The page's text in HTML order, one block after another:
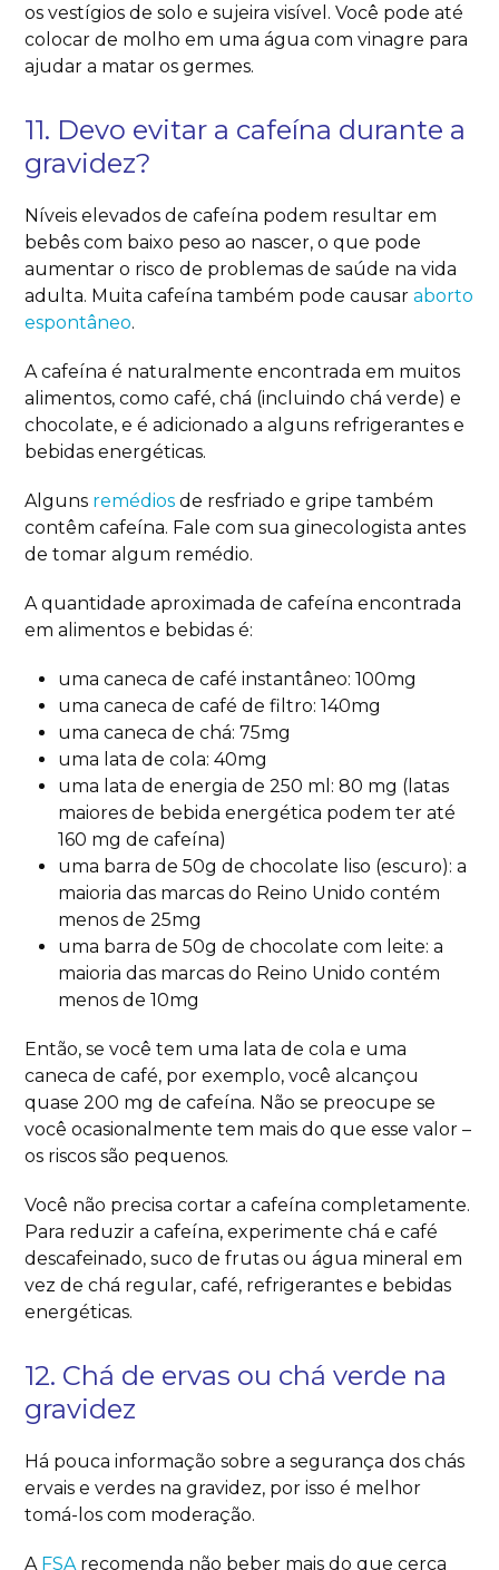
os vestígios de solo e sujeira visível. Você pode até
colocar de molho em uma água com vinagre para
ajudar a matar os germes.
11. Devo evitar a cafeína durante a
gravidez?
Níveis elevados de cafeína podem resultar em
bebês com baixo peso ao nascer, o que pode
aumentar o risco de problemas de saúde na vida
adulta. Muita cafeína também pode causaraborto
espontâneo.
A cafeína é naturalmente encontrada em muitos
alimentos, como café, chá (incluindo chá verde) e
chocolate, e é adicionado a alguns refrigerantes e
bebidas energéticas.
Alguns remédios de resfriado e gripe também
contêm cafeína. Fale com sua ginecologista antes
de tomar algum remédio.
A quantidade aproximada de cafeína encontrada
em alimentos e bebidas é:
uma caneca de café instantâneo: 100mg
uma caneca de café de filtro: 140mg
uma caneca de chá: 75mg
uma lata de cola: 40mg
uma lata de energia de 250 ml: 80 mg (latas
maiores de bebida energética podem ter até
160 mg de cafeína)
uma barra de 50g de chocolate liso (escuro): a
maioria das marcas do Reino Unido contém
menos de 25mg
uma barra de 50g de chocolate com leite: a
maioria das marcas do Reino Unido contém
menos de 10mg
Então, se você tem uma lata de cola e uma
caneca de café, por exemplo, você alcançou
quase 200 mg de cafeína. Não se preocupe se
você ocasionalmente tem mais do que esse valor –
os riscos são pequenos.
Você não precisa cortar a cafeína completamente.
Para reduzir a cafeína, experimente chá e café
descafeinado, suco de frutas ou água mineral em
vez de chá regular, café, refrigerantes e bebidas
energéticas.
12. Chá de ervas ou chá verde na
gravidez
Há pouca informação sobre a segurança dos chás
ervais e verdes na gravidez, por isso é melhor
tomá-los com moderação.
A FSA recomenda não beber mais do que cerca